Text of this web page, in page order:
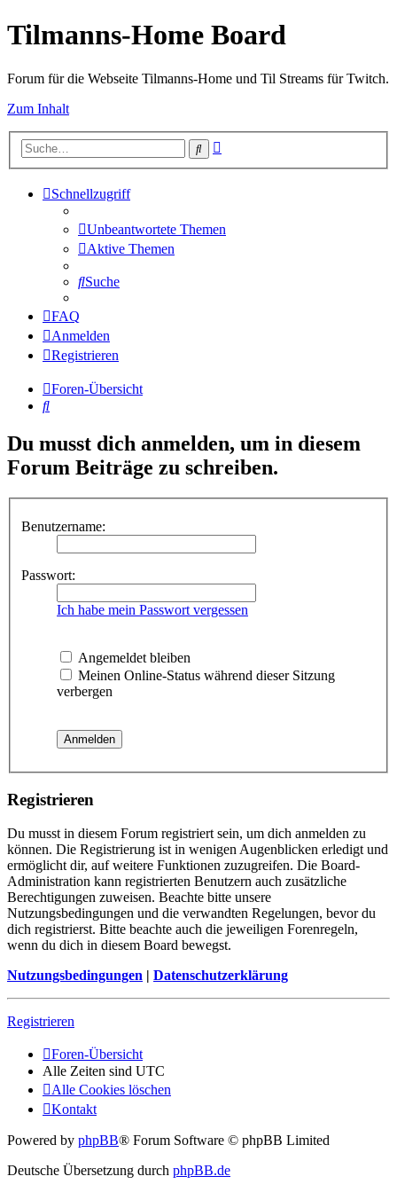
Tilmanns-Home Board
Forum für die Webseite Tilmanns-Home und Til Streams für Twitch.
Zum Inhalt
Suche
Schnellzugriff
Unbeantwortete Themen
Aktive Themen
Suche
FAQ
Anmelden
Registrieren
Foren-Übersicht
Suche
Du musst dich anmelden, um in diesem
Forum Beiträge zu schreiben.
Benutzername:
Passwort:
Ich habe mein Passwort vergessen
Angemeldet bleiben
Meinen Online-Status während dieser Sitzung
verbergen
Registrieren
Du musst in diesem Forum registriert sein, um dich anmelden zu
können. Die Registrierung ist in wenigen Augenblicken erledigt und
ermöglicht dir, auf weitere Funktionen zuzugreifen. Die Board-
Administration kann registrierten Benutzern auch zusätzliche
Berechtigungen zuweisen. Beachte bitte unsere
Nutzungsbedingungen und die verwandten Regelungen, bevor du
dich registrierst. Bitte beachte auch die jeweiligen Forenregeln,
wenn du dich in diesem Board bewegst.
Nutzungsbedingungen | Datenschutzerklärung
Registrieren
Foren-Übersicht
Alle Zeiten sind UTC
Alle Cookies löschen
Kontakt
Powered by phpBB® Forum Software © phpBB Limited
Deutsche Übersetzung durch phpBB.de